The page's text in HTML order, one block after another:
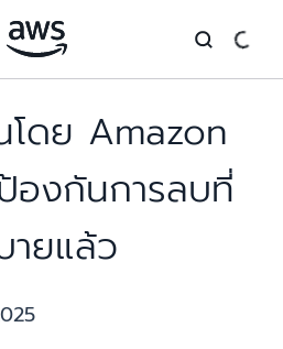
ดย Amazon
องกันการลบที่
ายแล้ว